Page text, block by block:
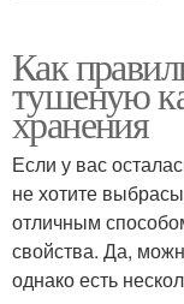
Как
тушеную
хранения
Если у вас
не хотите
отличным
свойства. Да,
однако есть